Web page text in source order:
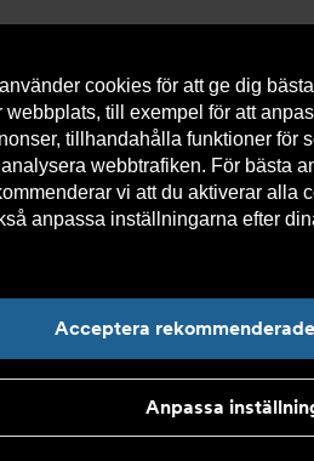
cookies för att ge dig
webbplats, till exempel för att
tillhandahålla funktioner för
webbtrafiken. För bästa
vi att du aktiverar alla
anpassa inställningarna efter
Acceptera
Anpassa
Om Armatec Hållbarhet
Slangsats